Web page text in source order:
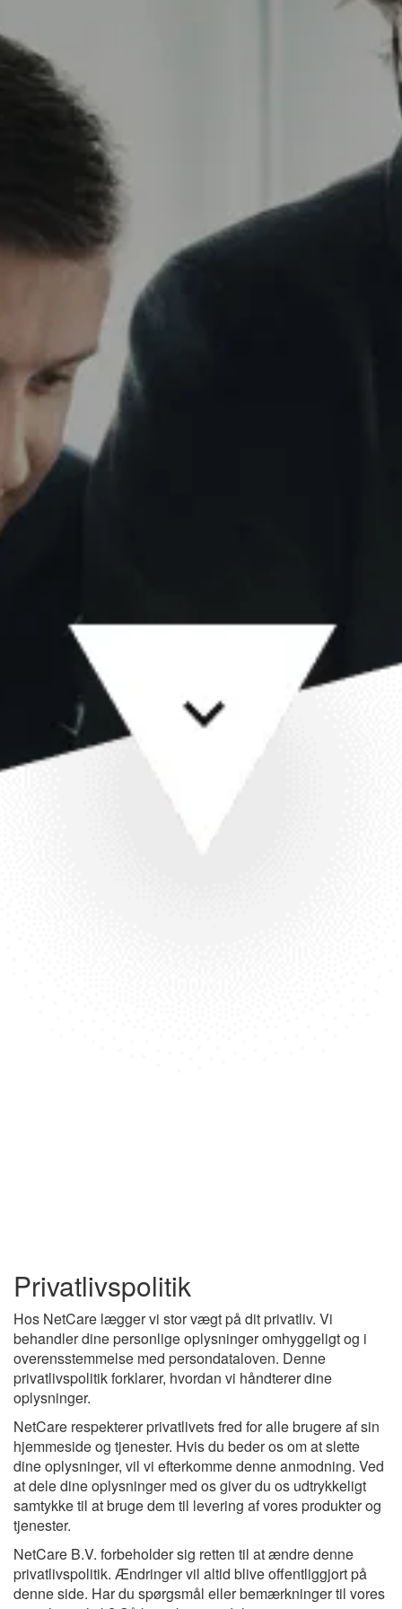
Privatlivspolitik
Hos NetCare lægger vi stor vægt på dit privatliv. Vi
behandler dine personlige oplysninger omhyggeligt og i
overensstemmelse med persondataloven. Denne
privatlivspolitik forklarer, hvordan vi håndterer dine
oplysninger.
NetCare respekterer privatlivets fred for alle brugere af sin
hjemmeside og tjenester. Hvis du beder os om at slette
dine oplysninger, vil vi efterkomme denne anmodning. Ved
at dele dine oplysninger med os giver du os udtrykkeligt
samtykke til at bruge dem til levering af vores produkter og
tjenester.
NetCare B.V. forbeholder sig retten til at ændre denne
privatlivspolitik. Ændringer vil altid blive offentliggjort på
denne side. Har du spørgsmål eller bemærkninger til vores